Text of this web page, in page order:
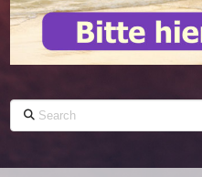
Search